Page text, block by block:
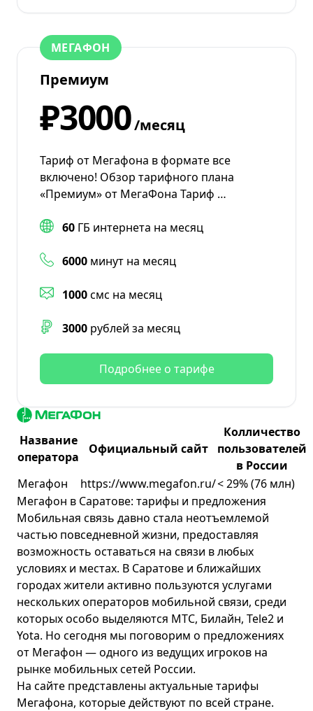
МЕГАФОН
Премиум
₽3000/месяц
Тариф от Мегафона в формате все
включено! Обзор тарифного плана
«Премиум» от МегаФона Тариф …
60 ГБ интернета на месяц
6000 минут на месяц
1000смс на месяц
3000 рублей за месяц
Подробнее о тарифе
Название
оператора
Официальный сайт
Колличество
пользователей
в России
Мегафон
https://www.megafon.ru/< 29% (76 млн)
Мегафон в Саратове: тарифы и предложения
Мобильная связь давно стала неотъемлемой
частью повседневной жизни, предоставляя
возможность оставаться на связи в любых
условиях и местах. В Саратове и ближайших
городах жители активно пользуются услугами
нескольких операторов мобильной связи, среди
которых особо выделяются МТС, Билайн, Tele2 и
Yota. Но сегодня мы поговорим о предложениях
от Мегафон — одного из ведущих игроков на
рынке мобильных сетей России.
На сайте представлены актуальныетарифы
Мегафона, которые действуют по всей стране.